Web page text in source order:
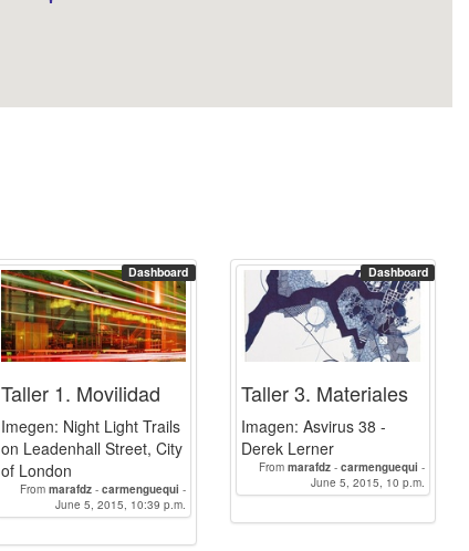
Dashboard
Taller 1. Movilidad
Imegen: Night Light Trails
on Leadenhall Street, City
of London
From marafdz- carmenguequi -
BelenRamos-susanaherrero-
elenamg
June 5, 2015, 10:39 p.m.
Dashboard
Taller 3. Materiales
Imagen: Asvirus 38 -
Derek Lerner
From marafdz - carmenguequi -
BelenRamos- susanaherrero-
elenamg
June 5, 2015, 10 p.m.